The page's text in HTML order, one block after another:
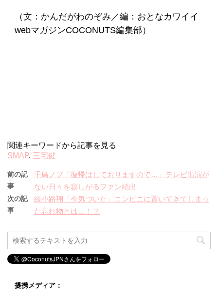
（文：かんだがわのぞみ／編：おとなカワイイ
webマガジンCOCONUTS編集部）
関連キーワードから記事を見る
SMAP, 三宅健
前の記
事
千鳥ノブ「復帰はしておりますので…」テレビ出演が
ない日々を寂しがるファン続出
次の記
事
綾小路翔「今気づいた」コンビニに置いてきてしまっ
た忘れ物とは…！？
提携メディア：